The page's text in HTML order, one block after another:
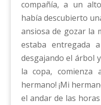
compañía, a un
había descubierto
ansiosa de gozar la
estaba entregada
desgajando el árbol
la copa, comienza
hermano! ¡Mi
el andar de las